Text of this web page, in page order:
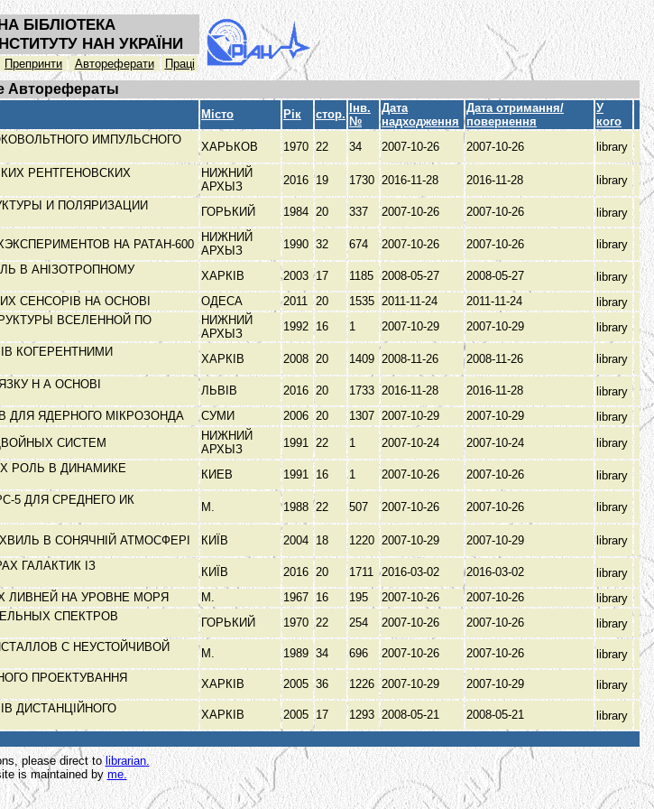
БІБЛІОТЕКА
НАН УКРАЇНИ
Препринти Автореферати Праці
Авторефераты
Місто Рік стор.
Інв.
№
Дата
надходження
Дата отримання/
повернення
У
кого
ИМПУЛЬСНОГО
ХАРЬКОВ 1970 22 34 2007-10-26 2007-10-26 library
РЕНТГЕНОВСКИХ
НИЖНИЙ
АРХЫЗ
2016 19 1730 2016-11-28 2016-11-28 library
И ПОЛЯРИЗАЦИИ
ГОРЬКИЙ 1984 20 337 2007-10-26 2007-10-26 library
НА РАТАН-600
НИЖНИЙ
АРХЫЗ
1990 32 674 2007-10-26 2007-10-26 library
В АНІЗОТРОПНОМУ
ХАРКІВ 2003 17 1185 2008-05-27 2008-05-27
library
СЕНСОРІВ НА ОСНОВІ ОДЕСА 2011 20 1535 2011-11-24 2011-11-24
library
ВСЕЛЕННОЙ ПО
НИЖНИЙ
АРХЫЗ
1992 16 1 2007-10-29 2007-10-29 library
КОГЕРЕНТНИМИ
ХАРКІВ 2008 20 1409 2008-11-26 2008-11-26 library
Н А ОСНОВІ
ЛЬВІВ 2016 20 1733 2016-11-28 2016-11-28
library
ДЛЯ ЯДЕРНОГО МІКРОЗОНДА СУМИ 2006 20 1307 2007-10-29 2007-10-29
library
СИСТЕМ
НИЖНИЙ
АРХЫЗ
1991 22 1 2007-10-24 2007-10-24 library
РОЛЬ В ДИНАМИКЕ
КИЕВ 1991 16 1 2007-10-26 2007-10-26 library
5 ДЛЯ СРЕДНЕГО ИК
М. 1988 22 507 2007-10-26 2007-10-26 library
В СОНЯЧНІЙ АТМОСФЕРІ КИЇВ 2004 18 1220 2007-10-29 2007-10-29 library
ГАЛАКТИК ІЗ
КИЇВ 2016 20 1711 2016-03-02 2016-03-02
library
ЛИВНЕЙ НА УРОВНЕ МОРЯ М. 1967 16 195 2007-10-26 2007-10-26
library
СПЕКТРОВ
ГОРЬКИЙ 1970 22 254 2007-10-26 2007-10-26 library
С НЕУСТОЙЧИВОЙ
М. 1989 34 696 2007-10-26 2007-10-26 library
ПРОЕКТУВАННЯ
ХАРКІВ 2005 36 1226 2007-10-29 2007-10-29 library
ДИСТАНЦІЙНОГО
ХАРКІВ 2005 17 1293 2008-05-21 2008-05-21
library
please direct tolibrarian.
is maintained by me.